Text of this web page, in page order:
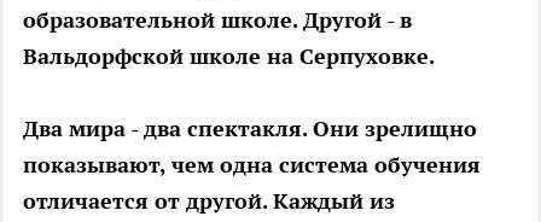
образовательной школе. Другой - в
Вальдорфской школе на Серпуховке.
Два мира - два спектакля. Они зрелищно
показывают, чем одна система обучения
отличается от другой. Каждый из